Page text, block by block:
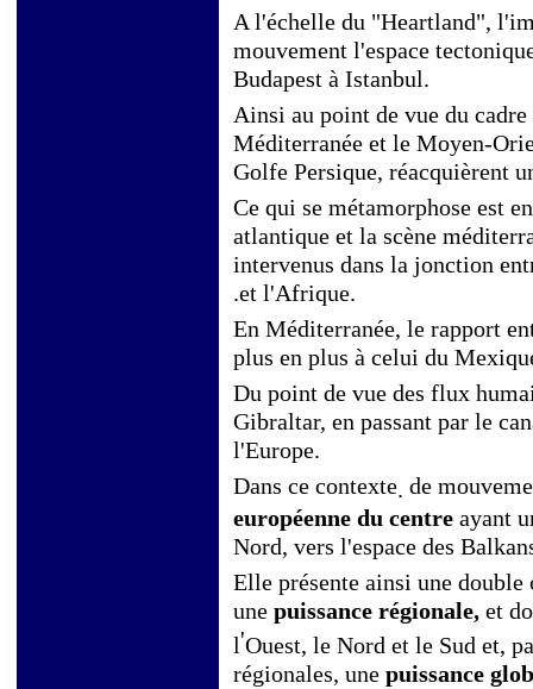
A l'échelle du "Heartland",
mouvement l'espace
Budapest à Istanbul.
Ainsi au point de vue du
Méditerranée et le Moyen-
Golfe Persique, réacquièrent
Ce qui se métamorphose est
atlantique et la scène
intervenus dans la jonction
.et l'Afrique.
En Méditerranée, le rapport
plus en plus à celui du
Du point de vue des flux
Gibraltar, en passant par le
l'Europe.
Dans ce contexte. de
européenne du centre ayant
Nord, vers l'espace des
Elle présente ainsi une
une puissance régionale, et
l'Ouest, le Nord et le Sud et,
régionales, une puissance